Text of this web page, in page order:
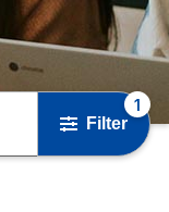
Filter
1